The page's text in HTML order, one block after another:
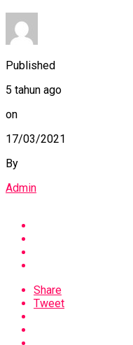
Published
5 tahun ago
on
17/03/2021
By
Admin
Share
Tweet